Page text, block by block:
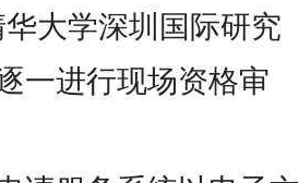
华大学深圳国际研究
一进行现场资格审